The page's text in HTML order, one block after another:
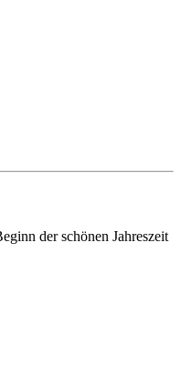
der schönen Jahreszeit